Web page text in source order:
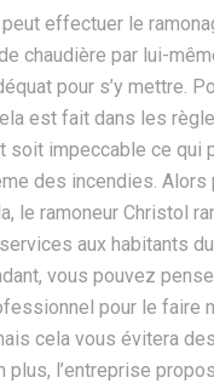
effectuer le
chaudière par lui-
pour s’y mettre.
est fait dans les
soit impeccable ce qui
des incendies. Alors
le ramoneur Christol
aux habitants
vous pouvez
pour le faire
cela vous évitera
plus, l’entreprise